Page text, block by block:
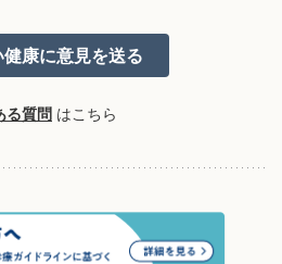
る質問 はこちら